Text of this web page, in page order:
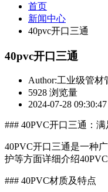
首页
新闻中心
40pvc开口三通
40pvc开口三通
Author:工业级管材
5928 浏览量
2024-07-28 09:30:47
### 40PVC开口三通：
40PVC开口三通是一种
护等方面详细介绍
### 40PVC材质及特点